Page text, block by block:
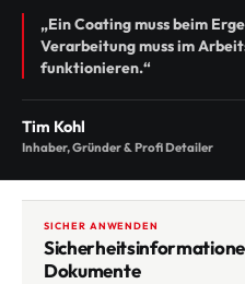
„Ein Coating muss beim
Verarbeitung muss im
funktionieren.“
Tim Kohl
Inhaber, Gründer & Profi Detailer
SICHER ANWENDEN
Dokumente